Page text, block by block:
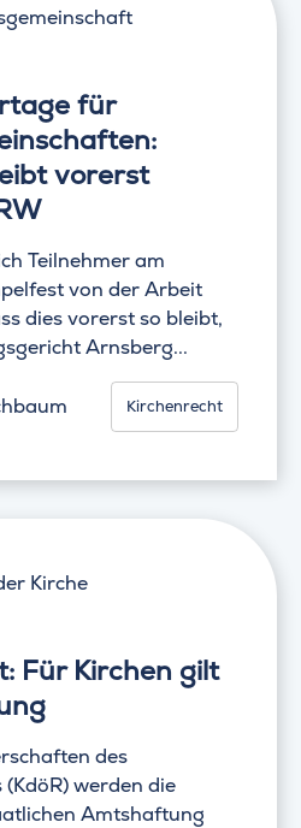
für
vorerst
Teilnehmer am
von der Arbeit
dies vorerst so bleibt,
Arnsberg...
Kirchenrecht
Für Kirchen gilt
des
werden die
Amtshaftung